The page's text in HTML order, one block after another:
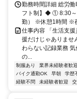
勤務時間詳細 総労
フト制】◆ ① 8:30
勤） ※休憩1時間 ※
仕事内容 「生活支
援だけじゃありませ
わらない記録業務
の...
制服あり 業界未経験者歓迎
バイク通勤OK
早朝 学歴
経験不問
未経験者歓迎